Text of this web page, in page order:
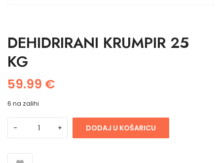
DEHIDRIRANI KRUMPIR 25
KG
59.99 €
6 na zalihi
DODAJ U KOŠARICU